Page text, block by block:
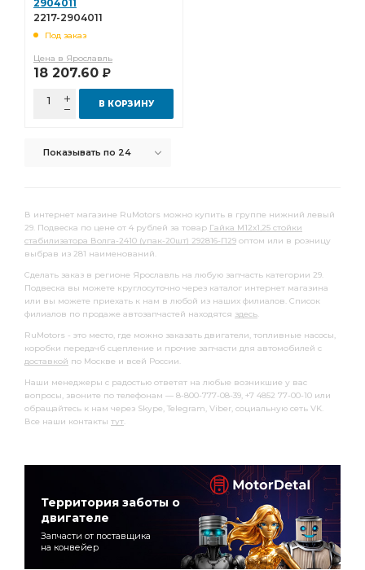
2904011
2217-2904011
Под заказ
Цена в Ярославль
18 207.60 Р
В КОРЗИНУ
Показывать по 24
В интернет магазине RuMotors можно купить в группе нижний левый
29. Подвеска по цене от 4 рублей за товар Гайка М12х1,25 стойки
стабилизатора Волга-2410 (упак-20шт) 292816-П29 оптом или в розницу
выбрав из 281 наименований.
Сделать заказ в регионе Ярославль на любую запчасть категории 29.
Подвеска вы можете круглосуточно через каталог интернет магазина
или вы можете приехать к нам в любой из наших филиалов. Список
филиалов по продаже автозапчастей находятся здесь.
RuMotors - это место, где можно заказать двигатели, топливные насосы,
коробки передачб сцепление и прочие запчасти для автомобилей с
доставкой по Москве и всей России.
Наши менеджеры с радостью ответят на любые возникшие у вас
вопросы, звоните по телефонам — 8-800-777-08-39, +7 4852 77-00-10 или
обращайтесь к нам через Skype, Telegram, Viber, социальную сеть VK.
Все наши контакты тут.
Территория заботы о
двигателе
Запчасти от поставщика
на конвейер